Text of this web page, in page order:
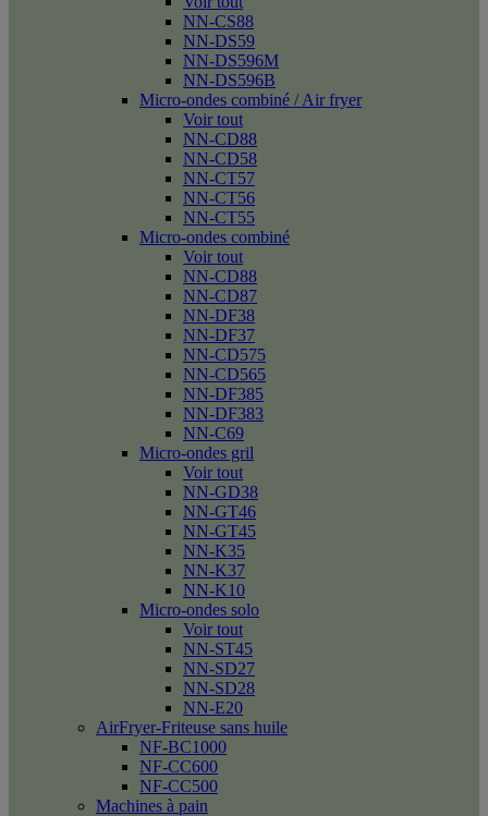
NN-CS88
NN-DS59
NN-DS596M
NN-DS596B
Micro-ondes combiné / Air fryer
Voir tout
NN-CD88
NN-CD58
NN-CT57
NN-CT56
NN-CT55
Micro-ondes combiné
Voir tout
NN-CD88
NN-CD87
NN-DF38
NN-DF37
NN-CD575
NN-CD565
NN-DF385
NN-DF383
NN-C69
Micro-ondes gril
Voir tout
NN-GD38
NN-GT46
NN-GT45
NN-K35
NN-K37
NN-K10
Micro-ondes solo
Voir tout
NN-ST45
NN-SD27
NN-SD28
NN-E20
AirFryer-Friteuse sans huile
NF-BC1000
NF-CC600
NF-CC500
Machines à pain